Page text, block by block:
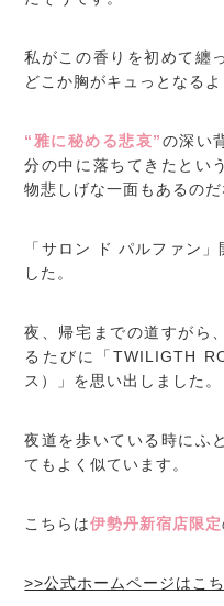
私がこの香りを初めて纏
どこか胸がキュっとなる
“雅に秘める悲哀”の深い
分の中に落ちてきたとい
物悲しげな一面もあるのだ
「サロン ド パルファン
した。
夜、帰宅までの道すがら
るたびに「TWILIGTH
ス）」を思い出しました。
夜道を歩いている時にふ
てもよく似ています。
こちらは伊勢丹新宿店限定
>>公式ホームページはこ